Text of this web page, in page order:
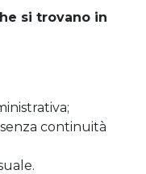
si trovano in
continuità